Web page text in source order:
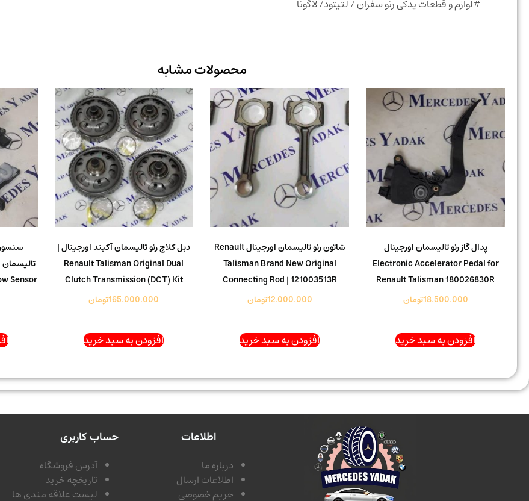
#لوازم و قطعات یدکی رنو سفران / لتیتود/ لاگونا
محصولات مشابه
پدال گاز رنو تالیسمان اورجینال
Electronic Accelerator Pedal for
Renault Talisman 180026830R
18.500.000تومان
افزودن به سبد خرید
شاتون رنو تالیسمان اورجینال Renault
Talisman Brand New Original
Connecting Rod | 121003513R
12.000.000تومان
افزودن به سبد خرید
دبل کلاچ رنو تالیسمان آکبند اورجینال |
Renault Talisman Original Dual
Clutch Transmission (DCT) Kit
165.000.000تومان
افزودن به سبد خرید
Sensor
اطلاعات
درباره ما
اطلاعات ارسال
حریم خصوصی
حساب کاربری
آدرس فروشگاه
تاریخچه خرید
لیست علاقه مندی ها